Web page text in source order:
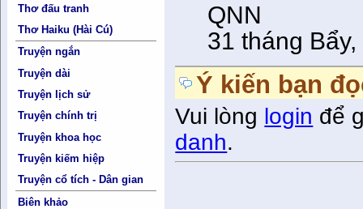
Thơ đấu tranh
Thơ Haiku (Hài Cú)
Truyện ngắn
Truyện dài
Truyện lịch sử
Truyện chính trị
Truyện khoa học
Truyện kiếm hiệp
Truyện cổ tích - Dân gian
Biên khảo
QNN
31 tháng
Ý kiến bạn
Vui lòng login để
danh.